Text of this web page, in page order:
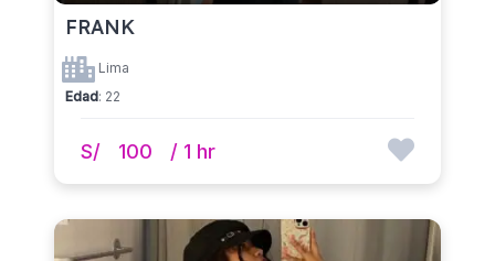
FRANK
Lima
Edad: 22
S/ 100 / 1 hr